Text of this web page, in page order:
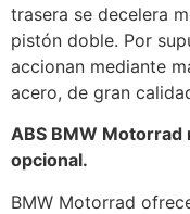
trasera se decelera
pistón doble. Por
accionan mediante
acero, de gran
ABS BMW
opcional.
BMW Motorrad